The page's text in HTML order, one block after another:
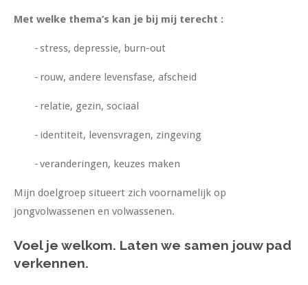
Met welke thema’s kan je bij mij terecht :
- stress, depressie, burn-out
- rouw, andere levensfase, afscheid
- relatie, gezin, sociaal
- identiteit, levensvragen, zingeving
- veranderingen, keuzes maken
Mijn doelgroep situeert zich voornamelijk op
jongvolwassenen en volwassenen.
Voel je welkom. Laten we samen jouw pad
verkennen.